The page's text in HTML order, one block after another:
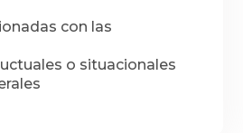
con las
o situacionales